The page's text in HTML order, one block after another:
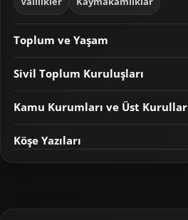
Toplum ve Yaşam
Sivil Toplum Kuruluşları
Kamu Kurumları ve Üst Kurullar
Köşe Yazıları